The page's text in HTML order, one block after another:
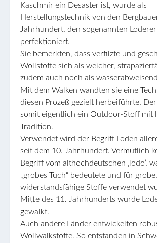
Kaschmir ein Desaster ist, wurde als
Herstellungstechnik von den
Jahrhundert, den sogenannten
perfektioniert.
Sie bemerkten, dass verfilzte und
Wollstoffe sich als weicher,
zudem auch noch als
Mit dem Walken wandten sie eine
diesen Prozeß gezielt herbeiführte.
somit eigentlich ein Outdoor-Stoff mit
Tradition.
Verwendet wird der Begriff Loden
seit dem 10. Jahrhundert. Vermutlich
Begriff vom althochdeutschen ‚lodo‘,
„grobes Tuch“ bedeutete und für grobe,
widerstandsfähige Stoffe verwendet
Mitte des 11. Jahrhunderts wurde
gewalkt.
Auch andere Länder entwickelten
Wollwalkstoffe. So entstanden in